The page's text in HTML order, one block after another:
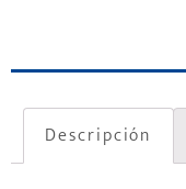
Descripción